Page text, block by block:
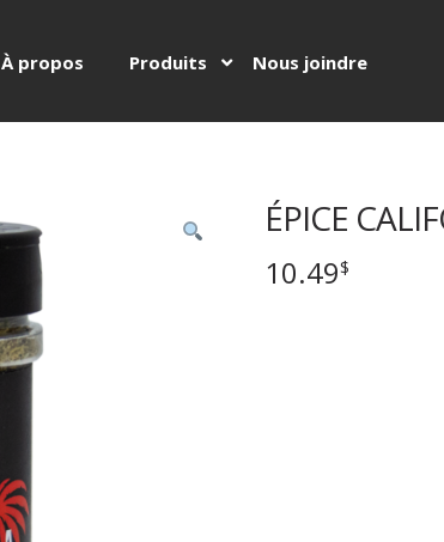
À propos Produits Nous joindre
ÉPICE
10.49$